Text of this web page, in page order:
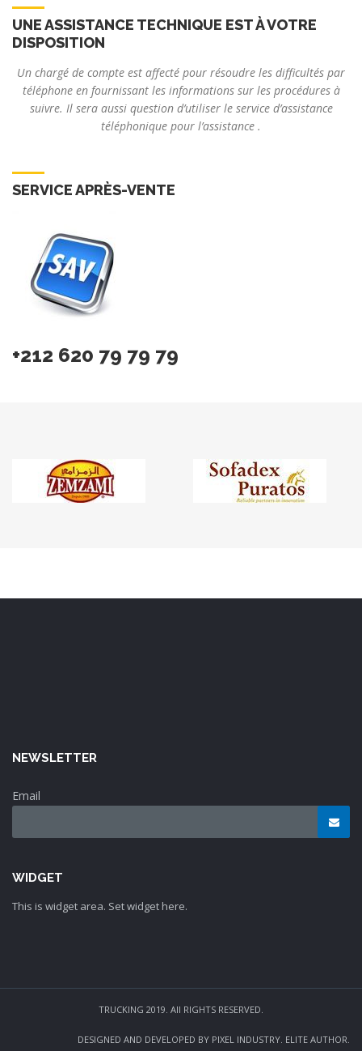
UNE ASSISTANCE TECHNIQUE EST À VOTRE
DISPOSITION
Un chargé de compte est affecté pour résoudre les difficultés par
téléphone en fournissant les informations sur les procédures à
suivre. Il sera aussi question d’utiliser le service d’assistance
téléphonique pour l’assistance .
SERVICE APRÈS-VENTE
+212 620 79 79 79
NEWSLETTER
Email
WIDGET
This is widget area. Set widget here.
TRUCKING 2019. All RIGHTS RESERVED.
DESIGNED AND DEVELOPED BY PIXEL INDUSTRY. ELITE AUTHOR.